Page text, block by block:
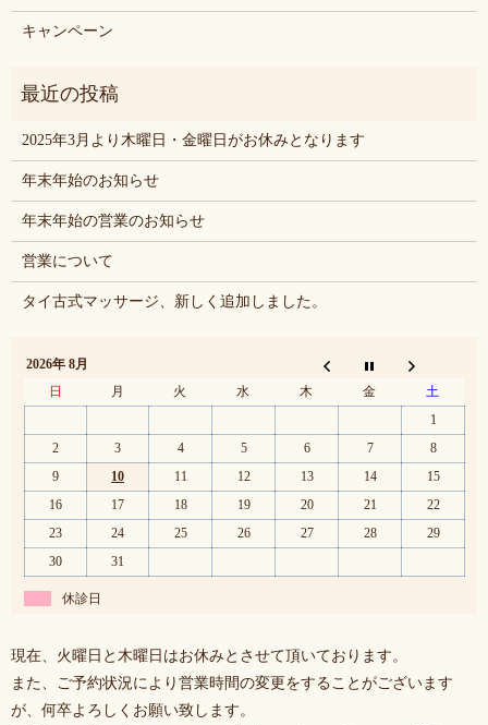
キャンペーン
2025年3月より木曜日・金曜日がお休みとなります
年末年始のお知らせ
年末年始の営業のお知らせ
営業について
タイ古式マッサージ、新しく追加しました。
2026年 8月
日
月 火 水 木 金
土
1
2
3 4 5 6 7
8
9
10 11 12 13 14
15
16
17 18 19 20 21
22
23
24 25 26 27 28
29
30
31
休診日
現在、火曜日と木曜日はお休みとさせて頂いております。
また、ご予約状況により営業時間の変更をすることがございます
が、何卒よろしくお願い致します。